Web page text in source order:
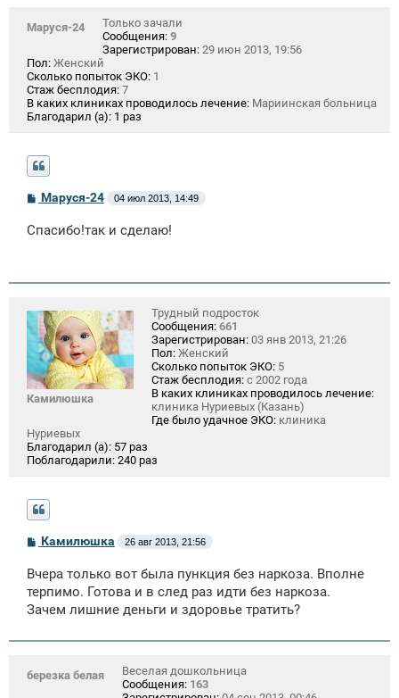
Маруся-24
Только зачали
Сообщения: 9
Зарегистрирован: 29 июн 2013, 19:56
Пол: Женский
Сколько попыток ЭКО: 1
Стаж бесплодия: 7
В каких клиниках проводилось лечение: Мариинская больница
Благодарил (а): 1 раз
С
о
б
и
Маруся-24 04 июл 2013, 14:49
Спасибо!так и сделаю!
Камилюшка
Трудный подросток
Сообщения: 661
Зарегистрирован: 03 янв 2013, 21:26
Пол: Женский
Сколько попыток ЭКО: 5
Стаж бесплодия: с 2002 года
В каких клиниках проводилось лечение:
клиника Нуриевых (Казань)
Где было удачное ЭКО: клиника
Нуриевых
Благодарил (а): 57 раз
Поблагодарили: 240 раз
С
о
б
щ
е
н
е
Камилюшка 26 авг 2013, 21:56
Вчера только вот была пункция без наркоза. Вполне
терпимо. Готова и в след раз идти без наркоза.
Зачем лишние деньги и здоровье тратить?
березка белая
Веселая дошкольница
Сообщения: 163